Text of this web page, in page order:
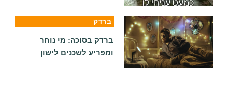
ברדק
ברדק בסוכה: מי נוחר
ומפריע לשכנים לישון